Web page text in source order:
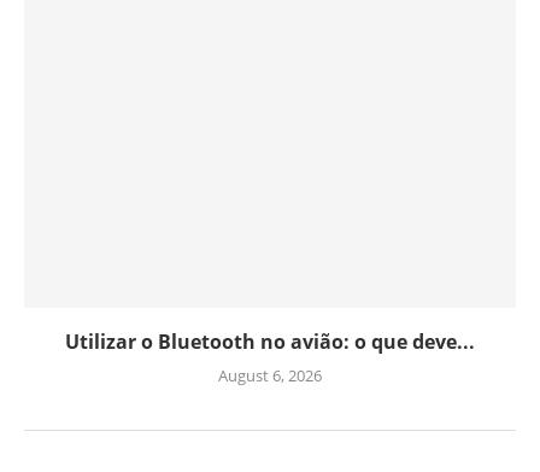
Utilizar o Bluetooth no avião: o que deve...
August 6, 2026